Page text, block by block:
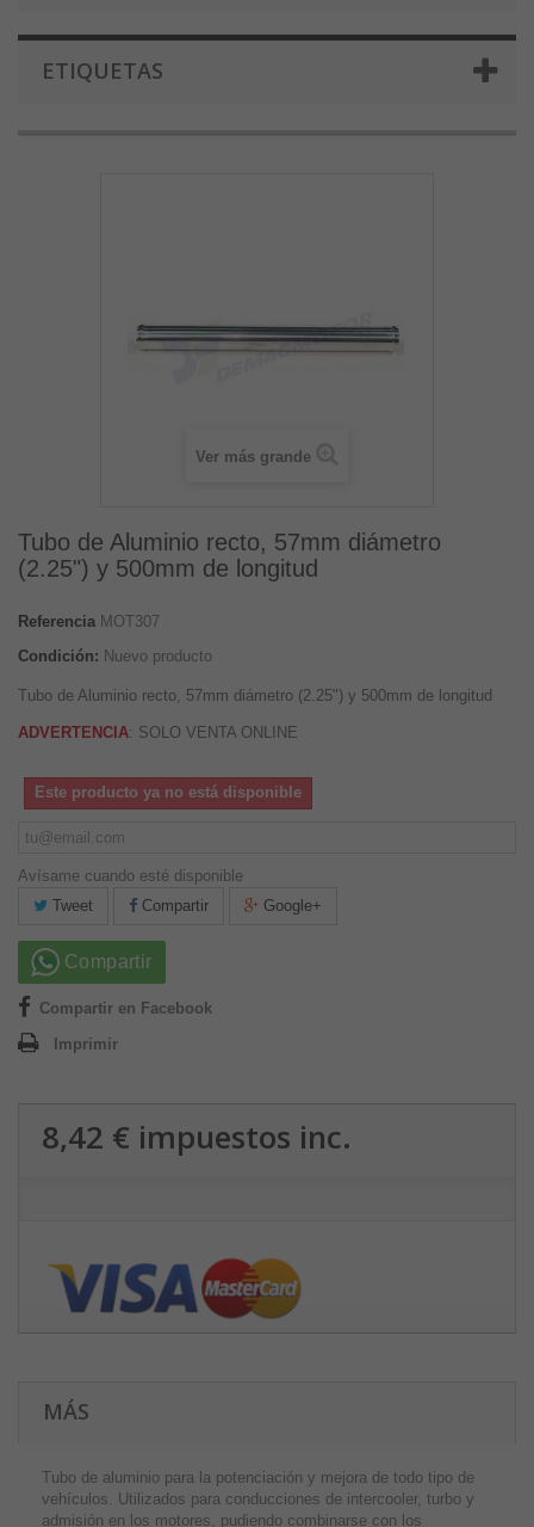
ETIQUETAS
Ver más grande
Tubo de Aluminio recto, 57mm diámetro
(2.25") y 500mm de longitud
Referencia MOT307
Condición: Nuevo producto
Tubo de Aluminio recto, 57mm diámetro (2.25") y 500mm de longitud
ADVERTENCIA: SOLO VENTA ONLINE
Este producto ya no está disponible
Avísame cuando esté disponible
Tweet
Compartir Google+
Compartir
Compartir en Facebook
Imprimir
8,42 € impuestos inc.
MÁS
Tubo de aluminio para la potenciación y mejora de todo tipo de
vehículos. Utilizados para conducciones de intercooler, turbo y
admisión en los motores, pudiendo combinarse con los